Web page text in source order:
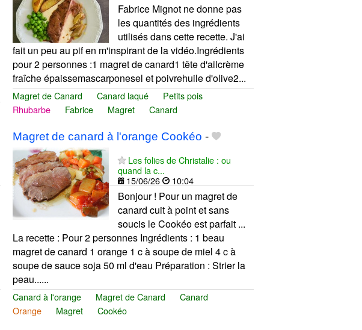
Fabrice Mignot ne donne pas
les quantités des ingrédients
utilisés dans cette recette. J'ai
fait un peu au pif en m'inspirant de la vidéo.Ingrédients
pour 2 personnes :1 magret de canard1 tête d'ailcrème
fraîche épaissemascarponesel et poivrehuile d'olive2...
Magret de Canard Canard laqué
Petits pois
Rhubarbe
Fabrice Magret Canard
Magret de canard à l'orange Cookéo -
Les folies de Christalie : ou
quand la c...
15/06/26
10:04
Bonjour ! Pour un magret de
canard cuit à point et sans
soucis le Cookéo est parfait ...
La recette : Pour 2 personnes Ingrédients : 1 beau
magret de canard 1 orange 1 c à soupe de miel 4 c à
soupe de sauce soja 50 ml d'eau Préparation : Strier la
peau......
Canard à l'orange Magret de Canard
Canard
Orange
Magret Cookéo